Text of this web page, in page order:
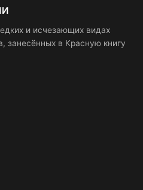
и исчезающих видах
занесённых в Красную книгу